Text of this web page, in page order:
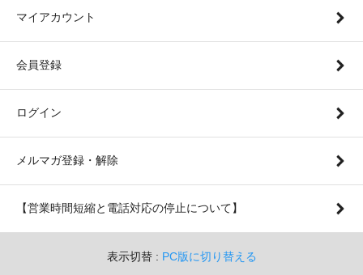
マイアカウント
会員登録
ログイン
メルマガ登録・解除
【営業時間短縮と電話対応の停止について】
表示切替 : PC版に切り替える